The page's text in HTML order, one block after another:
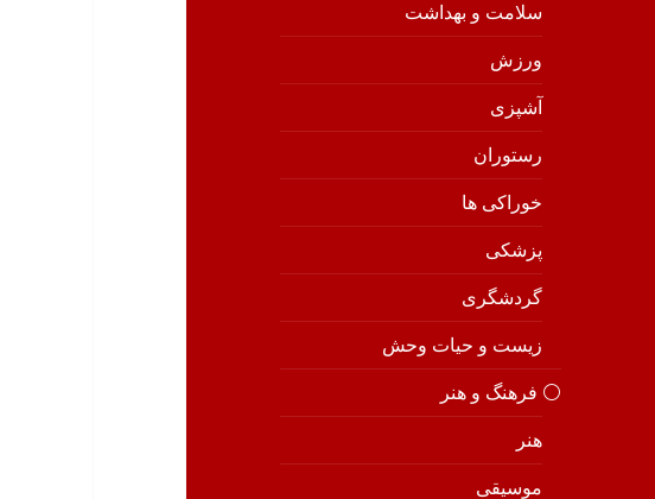
سلامت و بهداشت
ورزش
آشپزی
رستوران
خوراکی ها
پزشکی
گردشگری
زیست و حیات وحش
⚪️ فرهنگ و هنر
هنر
موسیقی